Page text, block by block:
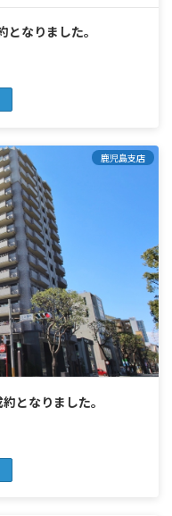
なりました。
鹿児島支店
となりました。